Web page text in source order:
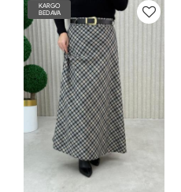
KARGO
BEDAVA